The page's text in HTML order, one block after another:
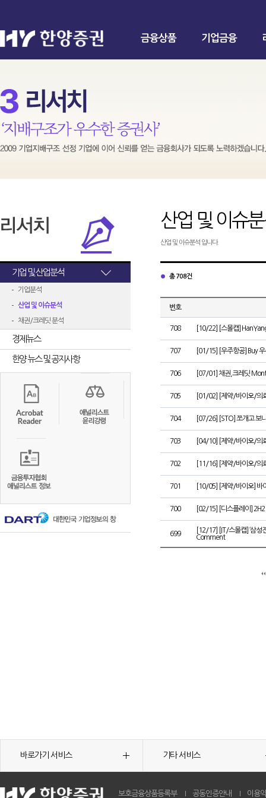
금융상품 기업금융
기업 및 산업분석
기업분석
산업 및 이슈분석
채권/크레딧 분석
경제뉴스
한양 뉴스 및 공지사항
산업 및 이슈
산업 및 이슈분석 입니다.
총 708건
번호
708 [10/22] [스몰캡]
707 [01/15] [우주항공] Buy
706 [07/01] 채권,크레딧
705 [01/02] [제약/바이오/의
704 [07/26] [STO] 쪼개고 보
703 [04/10] [제약/바이오/의
702 [11/16] [제약/바이오/의
701 [10/05] [제약/바이오] 바
700 [02/15] [디스플레이]
699
[12/17] [IT/스몰캡] ‘삼성
Comment
바로가기 서비스 기타 서비스
보호금융상품등록부 공동인증안내 이용